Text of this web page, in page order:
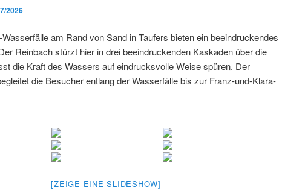
2026
am Rand von Sand in Taufers bieten ein beeindruckendes
Reinbach stürzt hier in drei beeindruckenden Kaskaden über die
die Kraft des Wassers auf eindrucksvolle Weise spüren. Der
die Besucher entlang der Wasserfälle bis zur Franz-und-Klara-
[ZEIGE EINE SLIDESHOW]